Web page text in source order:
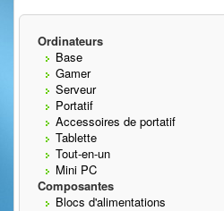
Ordinateurs
Base
Gamer
Serveur
Portatif
Accessoires de portatif
Tablette
Tout-en-un
Mini PC
Composantes
Blocs d'alimentations